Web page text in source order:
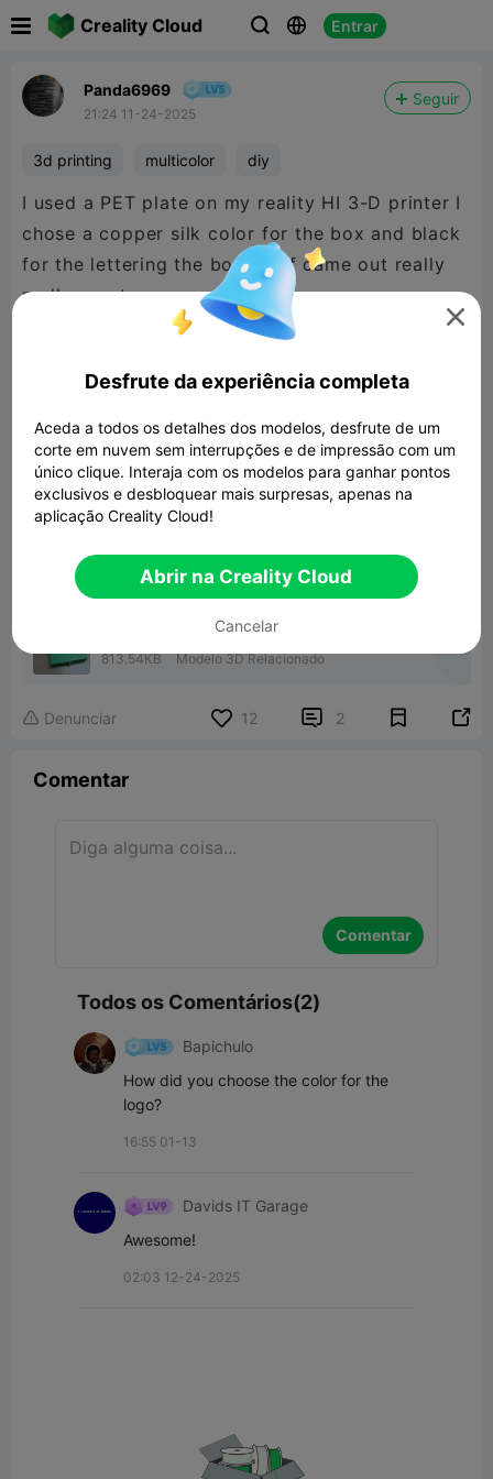
Creality Cloud   Entrar
Panda6969
21:24 11-24-2025
Seguir
3d printing multicolor diy
I used a PET plate on my reality HI 3-D printer I
chose a copper silk color for the box and black
for the lettering the box itself came out really
really great
Creality Toolbox: Print-In-Place
813.54KB Modelo 3D Relacionado
 Denunciar 12  2 
Comentar
Comentar
Todos os Comentários(2)
Bapichulo
How did you choose the color for the
logo?
16:55 01-13
Davids IT Garage
Awesome!
02:03 12-24-2025

Desfrute da experiência completa
Aceda a todos os detalhes dos modelos, desfrute de um
corte em nuvem sem interrupções e de impressão com um
único clique. Interaja com os modelos para ganhar pontos
exclusivos e desbloquear mais surpresas, apenas na
aplicação Creality Cloud!
Abrir na Creality Cloud
Cancelar